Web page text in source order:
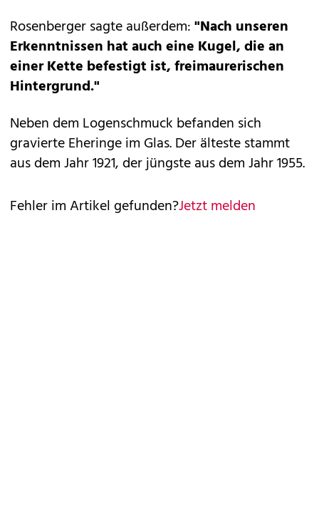
Rosenberger sagte außerdem:"Nach unseren
Erkenntnissen hat auch eine Kugel, die an
einer Kette befestigt ist, freimaurerischen
Hintergrund."
Neben dem Logenschmuck befanden sich
gravierte Eheringe im Glas. Der älteste stammt
aus dem Jahr 1921, der jüngste aus dem Jahr 1955.
Fehler im Artikel gefunden?Jetzt melden